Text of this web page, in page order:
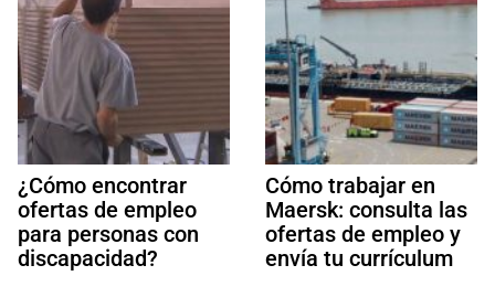
¿Cómo encontrar
ofertas de empleo
para personas con
discapacidad?
Cómo trabajar en
Maersk: consulta las
ofertas de empleo y
envía tu currículum